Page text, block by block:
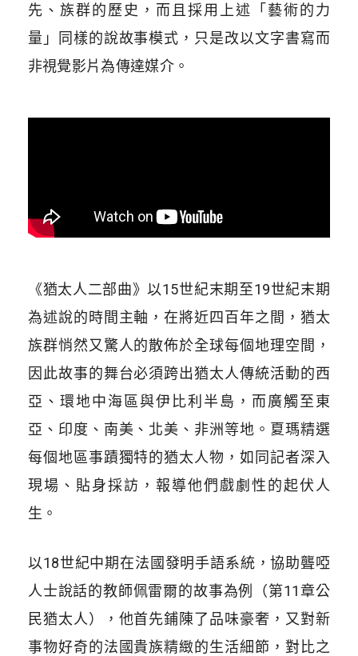
先、族群的歷史，而且採用上述「藝術的力
量」同樣的說故事模式，只是改以文字書寫而
非視覺影片為傳達媒介。
《猶太人二部曲》以15世紀末期至19世紀末期
為述說的時間主軸，在將近四百年之間，猶太
族群悄然又驚人的散佈於全球每個地理空間，
因此故事的舞台必須跨出猶太人傳統活動的西
亞、環地中海區與伊比利半島，而廣觸至東
亞、印度、南美、北美、非洲等地。夏瑪精選
每個地區事蹟獨特的猶太人物，如同記者深入
現場、貼身採訪，報導他們戲劇性的起伏人
生。
以18世紀中期在法國發明手語系統，協助聾啞
人士說話的教師佩雷爾的故事為例（第11章公
民猶太人），他首先鋪陳了品味豪奢，又對新
事物好奇的法國貴族精緻的生活細節，對比之